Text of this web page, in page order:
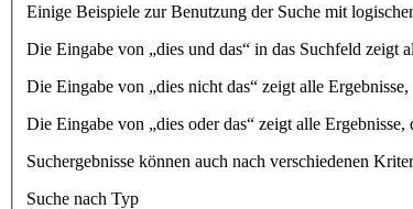
Einige Beispiele zur Benutzung der Suche mit
Die Eingabe von „dies und das“ in das Suchfeld zeigt
Die Eingabe von „dies nicht das“ zeigt alle Ergebnisse,
Die Eingabe von „dies oder das“ zeigt alle Ergebnisse,
Suchergebnisse können auch nach verschiedenen
Suche nach Typ